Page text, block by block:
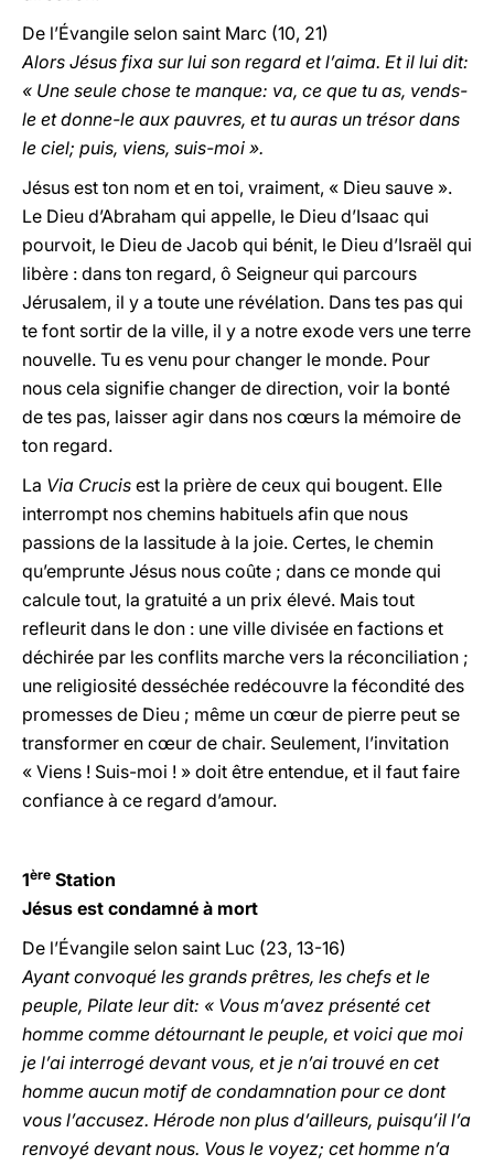
De l’Évangile selon saint Marc (10, 21)
Alors Jésus fixa sur lui son regard et l’aima. Et il lui dit:
« Une seule chose te manque: va, ce que tu as, vends-
le et donne-le aux pauvres, et tu auras un trésor dans
le ciel; puis, viens, suis-moi ».
Jésus est ton nom et en toi, vraiment, « Dieu sauve ».
Le Dieu d’Abraham qui appelle, le Dieu d’Isaac qui
pourvoit, le Dieu de Jacob qui bénit, le Dieu d’Israël qui
libère : dans ton regard, ô Seigneur qui parcours
Jérusalem, il y a toute une révélation. Dans tes pas qui
te font sortir de la ville, il y a notre exode vers une terre
nouvelle. Tu es venu pour changer le monde. Pour
nous cela signifie changer de direction, voir la bonté
de tes pas, laisser agir dans nos cœurs la mémoire de
ton regard.
La Via Crucis est la prière de ceux qui bougent. Elle
interrompt nos chemins habituels afin que nous
passions de la lassitude à la joie. Certes, le chemin
qu’emprunte Jésus nous coûte ; dans ce monde qui
calcule tout, la gratuité a un prix élevé. Mais tout
refleurit dans le don : une ville divisée en factions et
déchirée par les conflits marche vers la réconciliation ;
une religiosité desséchée redécouvre la fécondité des
promesses de Dieu ; même un cœur de pierre peut se
transformer en cœur de chair. Seulement, l’invitation
« Viens ! Suis-moi ! » doit être entendue, et il faut faire
confiance à ce regard d’amour.
1ère Station
Jésus est condamné à mort
De l’Évangile selon saint Luc (23, 13-16)
Ayant convoqué les grands prêtres, les chefs et le
peuple, Pilate leur dit: « Vous m’avez présenté cet
homme comme détournant le peuple, et voici que moi
je l’ai interrogé devant vous, et je n’ai trouvé en cet
homme aucun motif de condamnation pour ce dont
vous l’accusez. Hérode non plus d’ailleurs, puisqu’il l’a
renvoyé devant nous. Vous le voyez; cet homme n’a